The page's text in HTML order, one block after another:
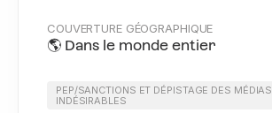
COUVERTURE GÉOGRAPHIQUE
🌎 Dans le monde entier
PEP/SANCTIONS ET DÉPISTAGE DES MÉDIAS
INDÉSIRABLES